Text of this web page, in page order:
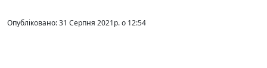
Опубліковано: 31 Серпня 2021р. о 12:54